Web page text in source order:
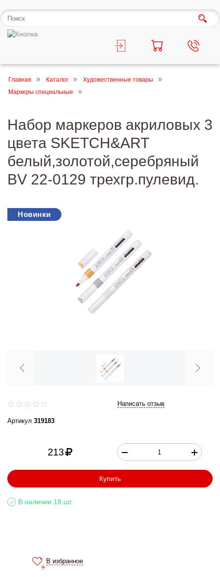
Главная Каталог
Художественные товары
Маркеры специальные
Набор маркеров акриловых 3
цвета SKETCH&ART
белый,золотой,серебряный
BV 22-0129 трехгр.пулевид.
Написать отзыв
Артикул 319183
213
Купить
В наличии 18 шт.
В избранное